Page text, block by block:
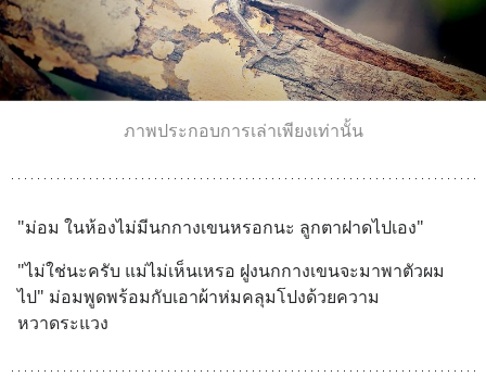
ภาพประกอบการเล่าเพียงเท่านั้น
"ม่อม ในห้องไม่มีนกกางเขนหรอกนะ ลูกตาฝาดไปเอง"
"ไม่ใช่นะครับ แม่ไม่เห็นเหรอ ฝูงนกกางเขนจะมาพาตัวผม
ไป" ม่อมพูดพร้อมกับเอาผ้าห่มคลุมโปงด้วยความ
หวาดระแวง